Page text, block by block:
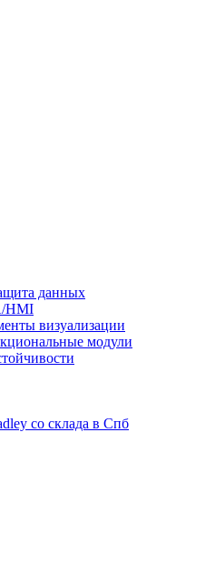
данных
HMI
визуализации
модули
со склада в Спб